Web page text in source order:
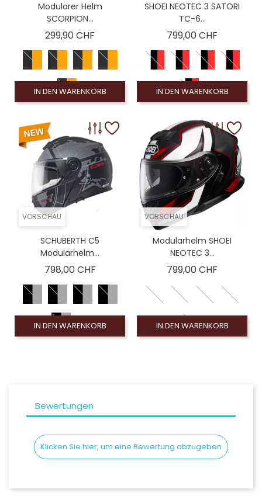
Modularer Helm
SCORPION...
299,90 CHF
IN DEN WARENKORB
SHOEI NEOTEC 3 SATORI
TC-6...
799,00 CHF
IN DEN WARENKORB
VORSCHAU
SCHUBERTH C5
Modularhelm...
798,00 CHFPreis
IN DEN WARENKORB
VORSCHAU
Modularhelm SHOEI
NEOTEC 3...
799,00 CHF
IN DEN WARENKORB
Bewertungen
Klicken Sie hier, um eine Bewertung abzugeben